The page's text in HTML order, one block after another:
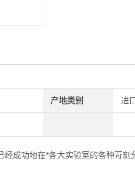
产地类别 进
成功地在*各大实验室的各种苛刻